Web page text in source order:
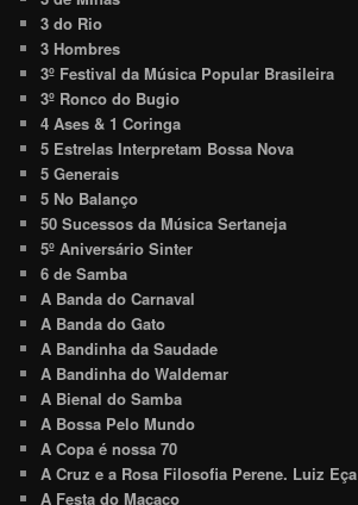
3 do Rio
3 Hombres
3º Festival da Música Popular Brasileira
3º Ronco do Bugio
4 Ases & 1 Coringa
5 Estrelas Interpretam Bossa Nova
5 Generais
5 No Balanço
50 Sucessos da Música Sertaneja
5º Aniversário Sinter
6 de Samba
A Banda do Carnaval
A Banda do Gato
A Bandinha da Saudade
A Bandinha do Waldemar
A Bienal do Samba
A Bossa Pelo Mundo
A Copa é nossa 70
A Cruz e a Rosa Filosofia Perene. Luiz Eça
A Festa do Macaco